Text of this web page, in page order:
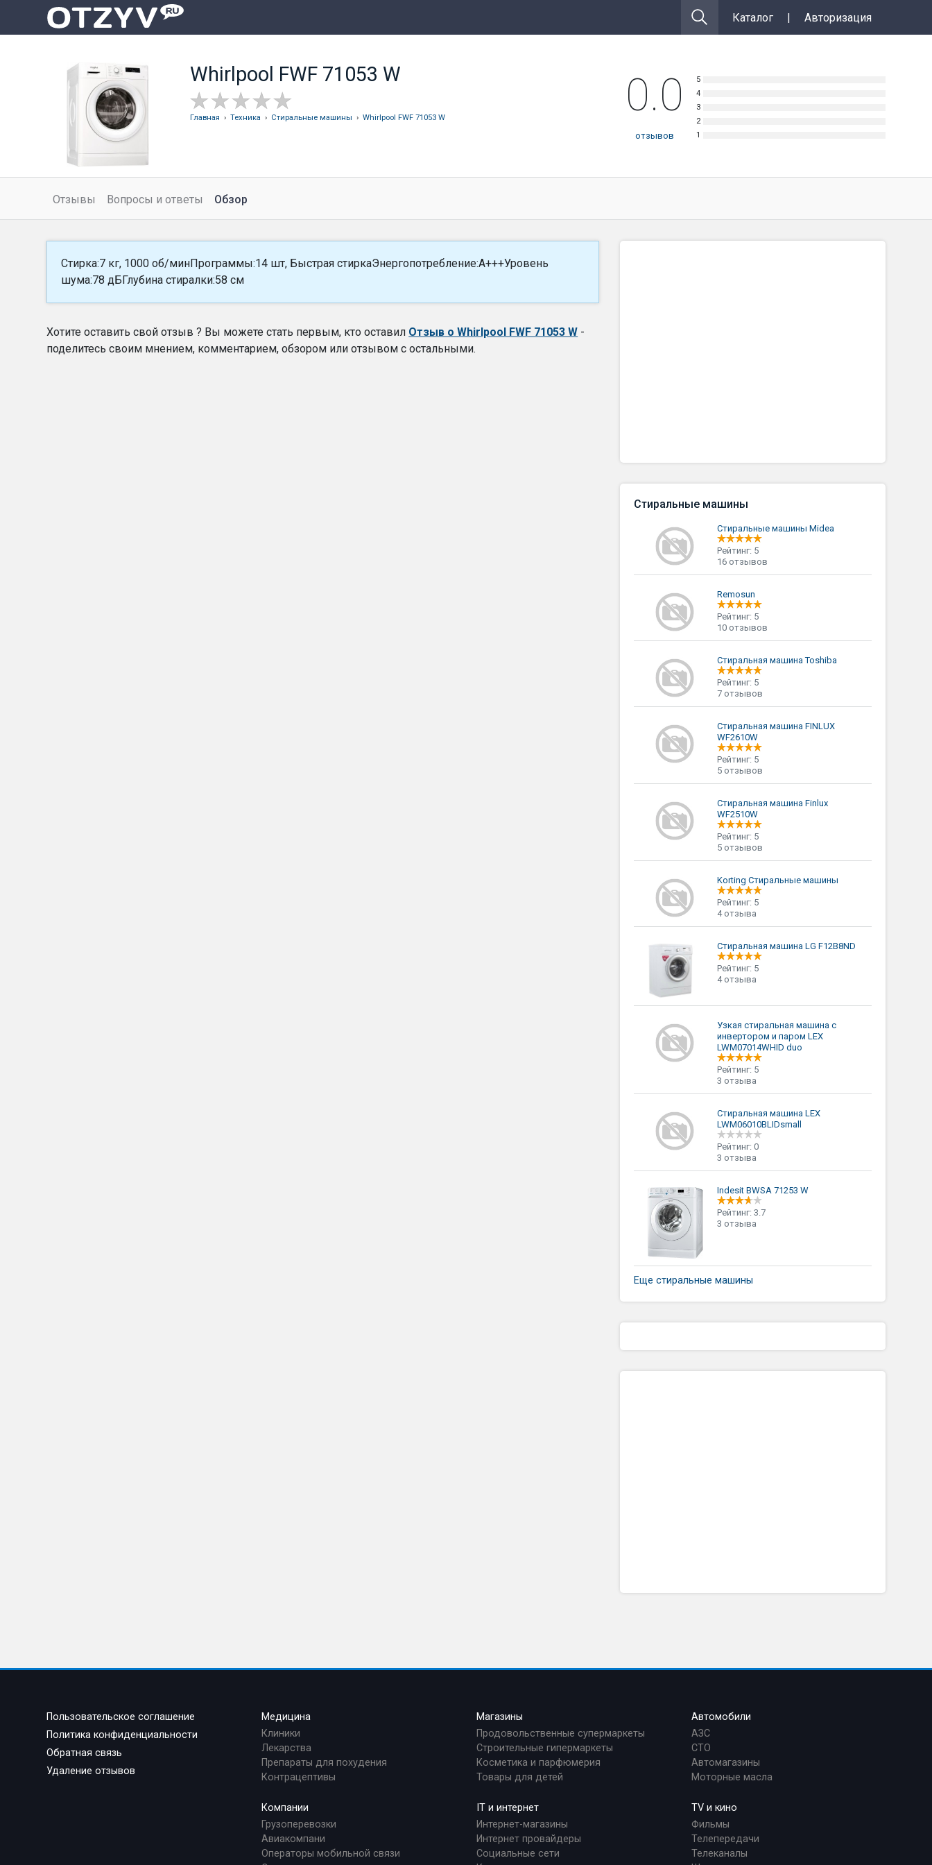
Каталог | Авторизация
Whirlpool FWF 71053 W
Главная › Техника › Стиральные машины › Whirlpool FWF 71053 W 0.0
отзывов
Отзывы Вопросы и ответы Обзор
Стирка:7 кг, 1000 об/минПрограммы:14 шт, Быстрая стиркаЭнергопотребление:A+++Уровень
шума:78 дБГлубина стиралки:58 см
Хотите оставить свой отзыв ? Вы можете стать первым, кто оставил Отзыв о Whirlpool FWF 71053 W -
поделитесь своим мнением, комментарием, обзором или отзывом с остальными.
Стиральные машины
Стиральные машины Midea
Рейтинг: 5
16 отзывов
Remosun
Рейтинг: 5
10 отзывов
Стиральная машина Toshiba
Рейтинг: 5
7 отзывов
Стиральная машина FINLUX
WF2610W
Рейтинг: 5
5 отзывов
Стиральная машина Finlux
WF2510W
Рейтинг: 5
5 отзывов
Korting Стиральные машины
Рейтинг: 5
4 отзыва
Стиральная машина LG F12B8ND
Рейтинг: 5
4 отзыва
Узкая стиральная машина с
инвертором и паром LEX
LWM07014WHID duo
Рейтинг: 5
3 отзыва
Стиральная машина LEX
LWM06010BLIDsmall
Рейтинг: 0
3 отзыва
Indesit BWSA 71253 W
Рейтинг: 3.7
3 отзыва
Еще стиральные машины
Пользовательское соглашение
Политика конфиденциальности
Обратная связь
Удаление отзывов
Медицина
Клиники
Лекарства
Препараты для похудения
Контрацептивы
Компании
Грузоперевозки
Авиакомпани
Операторы мобильной связи
Магазины
Продовольственные супермаркеты
Строительные гипермаркеты
Косметика и парфюмерия
Товары для детей
IT и интернет
Интернет-магазины
Интернет провайдеры
Социальные сети
Автомобили
АЗС
СТО
Автомагазины
Моторные масла
TV и кино
Фильмы
Телепередачи
Телеканалы